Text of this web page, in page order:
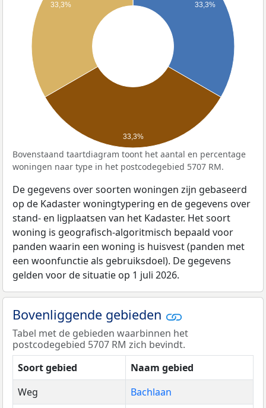
33,3%
33,3%
33,3%
Bovenstaand taartdiagram toont het aantal en percentage
woningen naar type in het postcodegebied 5707 RM.
De gegevens over soorten woningen zijn gebaseerd
op de Kadaster woningtypering en de gegevens over
stand- en ligplaatsen van het Kadaster. Het soort
woning is geografisch-algoritmisch bepaald voor
panden waarin een woning is huisvest (panden met
een woonfunctie als gebruiksdoel). De gegevens
gelden voor de situatie op 1 juli 2026.
Bovenliggende gebieden
Tabel met de gebieden waarbinnen het
postcodegebied 5707 RM zich bevindt.
Soort gebied
Naam gebied
Weg
Bachlaan